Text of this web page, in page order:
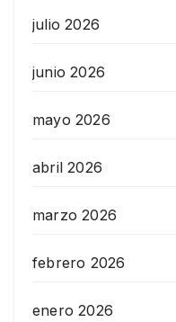
julio 2026
junio 2026
mayo 2026
abril 2026
marzo 2026
febrero 2026
enero 2026